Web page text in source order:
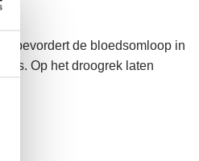
bevordert de bloedsomloop in
Op het droogrek laten